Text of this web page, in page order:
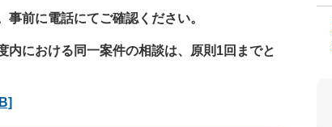
前に電話にてご確認ください​。
における同一案件の相談は、原則1回までと